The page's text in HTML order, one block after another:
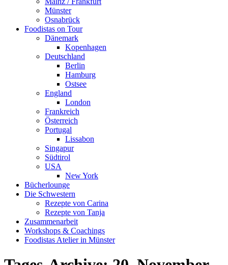
Münster
Osnabrück
Foodistas on Tour
Dänemark
Kopenhagen
Deutschland
Berlin
Hamburg
Ostsee
England
London
Frankreich
Österreich
Portugal
Lissabon
Singapur
Südtirol
USA
New York
Bücherlounge
Die Schwestern
Rezepte von Carina
Rezepte von Tanja
Zusammenarbeit
Workshops & Coachings
Foodistas Atelier in Münster